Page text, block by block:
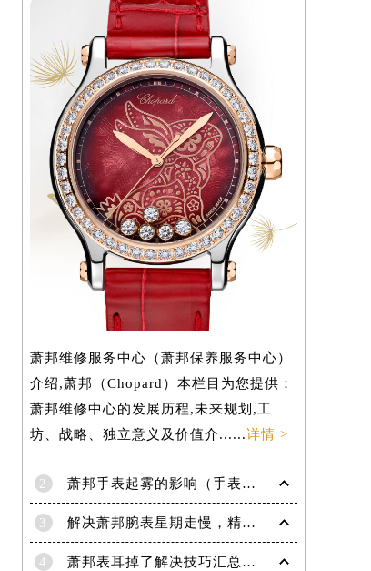
萧邦维修服务中心（萧邦保养服务中心）
介绍,萧邦（Chopard）本栏目为您提供：
萧邦维修中心的发展历程,未来规划,工
坊、战略、独立意义及价值介......详情 >
2 萧邦手表起雾的影响（手表起雾维护建议）
3 解决萧邦腕表星期走慢，精准调校秘籍在这里
4 萧邦表耳掉了解决技巧汇总（轻松修复爱表的小妙招）